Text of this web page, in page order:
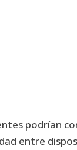
podrían
entre